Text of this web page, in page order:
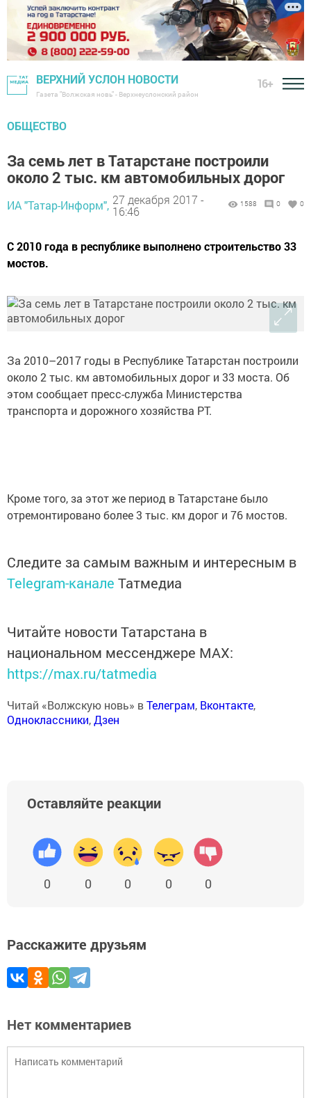
ВЕРХНИЙ УСЛОН НОВОСТИ
Газета "Волжская новь" - Верхнеуслонский район
16+
ОБЩЕСТВО
За семь лет в Татарстане построили
около 2 тыс. км автомобильных дорог
ИА "Татар-Информ", 27 декабря 2017 -
16:46
1588 0 0
С 2010 года в республике выполнено строительство 33
мостов.
За 2010–2017 годы в Республике Татарстан построили
около 2 тыс. км автомобильных дорог и 33 моста. Об
этом сообщает пресс-служба Министерства
транспорта и дорожного хозяйства РТ.
Кроме того, за этот же период в Татарстане было
отремонтировано более 3 тыс. км дорог и 76 мостов.
Следите за самым важным и интересным в
Telegram-канале Татмедиа
Читайте новости Татарстана в
национальном мессенджере MАХ:
https://max.ru/tatmedia
Читай «Волжскую новь» вТелеграм, Вконтакте,
Одноклассники,Дзен
Оставляйте реакции
0 0 0 0 0
Расскажите друзьям
Нет комментариев